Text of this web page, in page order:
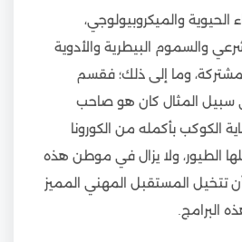
الحيوية والميكروبيولوجي،
والسموم البيطرية والأدوية
وما إلى ذلك؛ فقسم
سبيل المثال كان هو صاحب
الكوكب بأكمله من الكورونا
الطيور، ولا يزال في موطن هذه
تتخيل المستقبل المهني المميز
البرامج.